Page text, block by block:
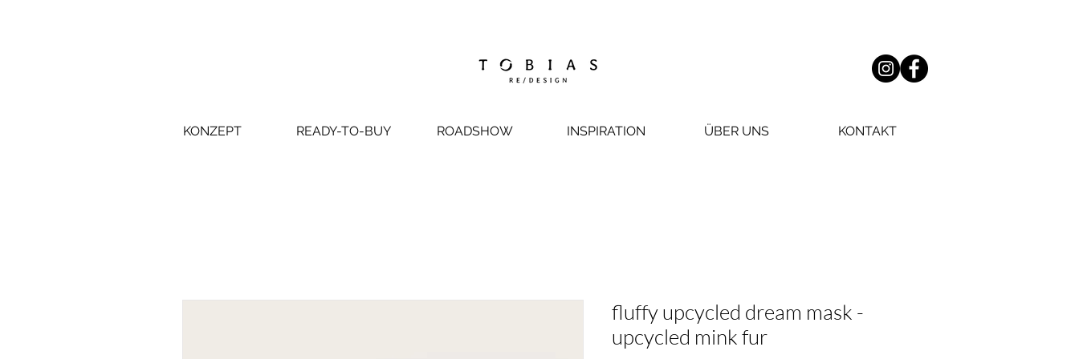
KONZEPT READY-TO-BUY ROADSHOW INSPIRATION ÜBER UNS KONTAKT
fluffy upcycled dream mask -
upcycled mink fur